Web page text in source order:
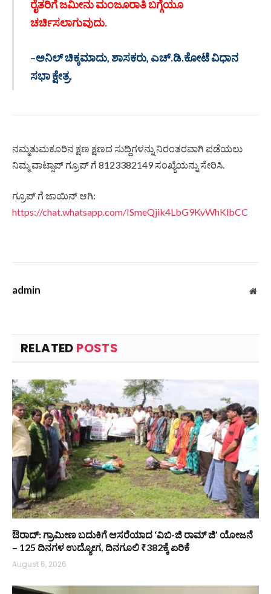
ರೈತರಿಗೆ ಜಮೀನು ಮಂಜೂರಾತಿ ಬಗ್ಗೆಯೂ
ಚರ್ಚಿಸಲಾಗುವುದು.
–ಅನಿಲ್ ಚಿಕ್ಕಮಾದು, ಶಾಸಕರು, ಎಚ್.ಡಿ.ಕೋಟೆ ವಿಧಾನ
ಸಭಾ ಕ್ಷೇತ್ರ.
ನಮ್ಮತುಮಕೂರಿನ ಕ್ಷಣ ಕ್ಷಣದ ಸುದ್ದಿಗಳನ್ನು ನಿರಂತರವಾಗಿ ಪಡೆಯಲು
ನಿಮ್ಮ ವಾಟ್ಸಾಪ್ ಗ್ರೂಪ್ ಗೆ 8123382149 ಸಂಖ್ಯೆಯನ್ನು ಸೇರಿಸಿ.
ಗ್ರೂಪ್ ಗೆ ಜಾಯಿನ್ ಆಗಿ:
https://chat.whatsapp.com/ISmeQjik4LbG9KvWhKlbCC
admin
RELATED POSTS
ಔರಾದ್: ಗ್ರಾಮೀಣ ಬದುಕಿಗೆ ಆಸರೆಯಾದ ‘ವಿಬಿ-ಜಿ ರಾಮ್ ಜಿ’ ಯೋಜನೆ
– 125 ದಿನಗಳ ಉದ್ಯೋಗ, ದಿನಗೂಲಿ ₹382ಕ್ಕೆ ಏರಿಕೆ
August 6, 2026